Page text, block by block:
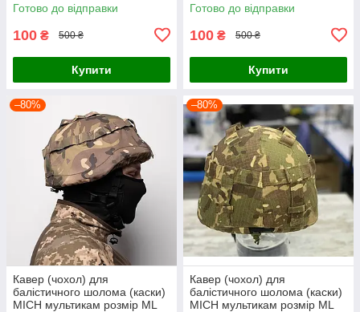
Готово до відправки
100 ₴ 500 ₴
Купити
Готово до відправки
100 ₴ 500 ₴
Купити
–80%
Кавер (чохол) для
балістичного шолома (каски)
MICH мультикам розмір МL
–80%
Кавер (чохол) для
балістичного шолома (каски)
MICH мультикам розмір МL